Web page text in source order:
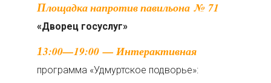
Площадка напротив павильона № 71
«Дворец госуслуг»
13:00—19:00 — Интерактивная
программа «Удмуртское подворье»: